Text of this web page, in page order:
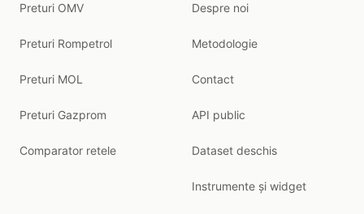
Preturi OMV
Preturi Rompetrol
Preturi MOL
Preturi Gazprom
Comparator retele
Despre noi
Metodologie
Contact
API public
Dataset deschis
Instrumente și widget